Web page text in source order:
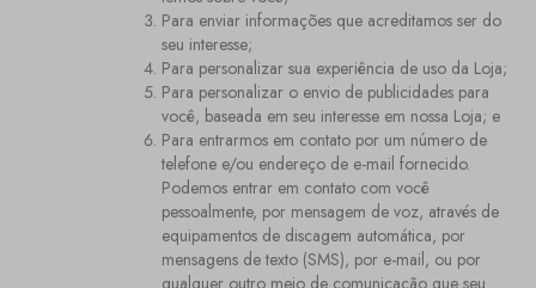
Para enviar informações que acreditamos ser do
seu interesse;
Para personalizar sua experiência de uso da Loja;
Para personalizar o envio de publicidades para
você, baseada em seu interesse em nossa Loja; e
Para entrarmos em contato por um número de
telefone e/ou endereço de e-mail fornecido.
Podemos entrar em contato com você
pessoalmente, por mensagem de voz, através de
equipamentos de discagem automática, por
mensagens de texto (SMS), por e-mail, ou por
qualquer outro meio de comunicação que seu